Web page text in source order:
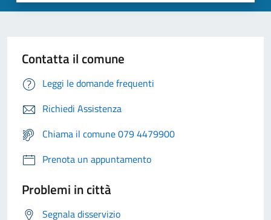
Contatta il comune
Leggi le domande frequenti
Richiedi Assistenza
Chiama il comune 079 4479900
Prenota un appuntamento
Problemi in città
Segnala disservizio